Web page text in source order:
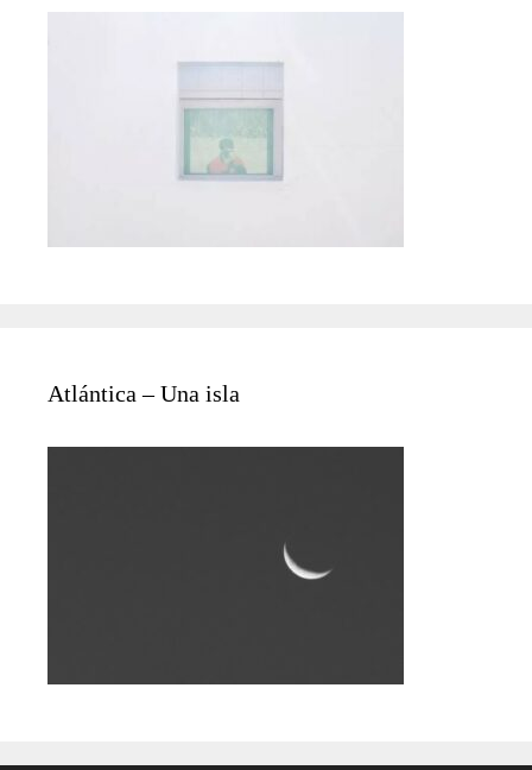
Atlántica – Una isla